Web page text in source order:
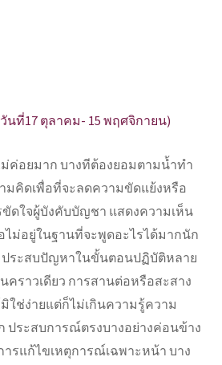
นที่17 ตุลาคม- 15 พฤศจิกายน)
ม่ค่อยมาก บางทีต้องยอมตามน้ำทำ
มคิดเพื่อที่จะลดความขัดแย้งหรือ
ขัดใจผู้บังคับบัญชา แสดงความเห็น
ไม่อยู่ในฐานที่จะพูดอะไรได้มากนัก
ระสบปัญหาในขั้นตอนปฏิบัติหลาย
คราวเดียว การสานต่อหรือสะสาง
ใช่ง่ายแต่ก็ไม่เกินความรู้ความ
ระสบการณ์ตรงบางอย่างค่อนข้าง
รแก้ไขเหตุการณ์เฉพาะหน้า บาง